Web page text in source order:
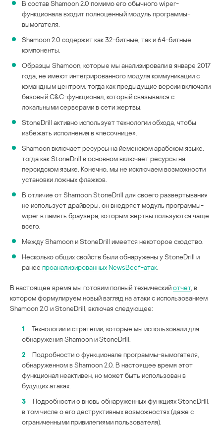
В состав Shamoon 2.0 помимо его обычного wiper-
функционала входит полноценный модуль программы-
вымогателя.
Shamoon 2.0 содержит как 32-битные, так и 64-битные
компоненты.
Образцы Shamoon, которые мы анализировали в январе 2017
года, не имеют интегрированного модуля коммуникации с
командным центром, тогда как предыдущие версии включали
базовый C&C-функционал, который связывался с
локальными серверами в сети жертвы.
StoneDrill активно использует технологии обхода, чтобы
избежать исполнения в «песочнице».
Shamoon включает ресурсы на йеменском арабском языке,
тогда как StoneDrill в основном включает ресурсы на
персидском языке. Конечно, мы не исключаем возможности
установки ложных флажков.
В отличие от Shamoon StoneDrill для своего развертывания
не использует драйверы, он внедряет модуль программы-
wiper в память браузера, которым жертвы пользуются чаще
всего.
Между Shamoon и StoneDrill имеется некоторое сходство.
Несколько общих свойств были обнаружены у StoneDrill и
ранее проанализированных NewsBeef-атак
В настоящее время мы готовим полный техническийотчет, в
котором формулируем новый взгляд на атаки с использованием
Shamoon 2.0 и StoneDrill, включая следующее:
1
Технологии и стратегии, которые мы использовали для
обнаружения Shamoon и StoneDrill.
2
Подробности о функционале программы-вымогателя,
обнаруженном в Shamoon 2.0. В настоящее время этот
функционал неактивен, но может быть использован в
будущих атаках.
3
Подробности о вновь обнаруженных функциях StoneDrill,
в том числе о его деструктивных возможностях (даже с
ограниченными привилегиями пользователя).